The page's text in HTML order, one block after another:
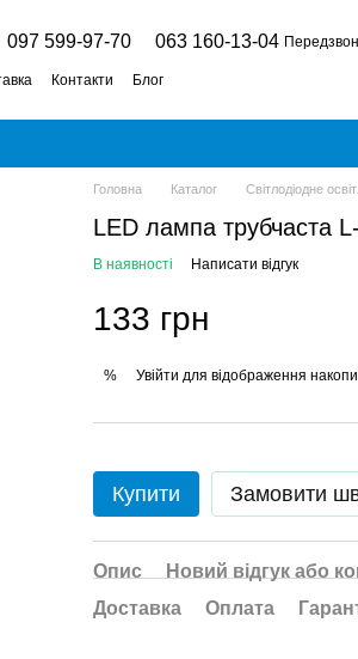
097 599-97-70 063 160-13-04
Контакти Блог
Головна Каталог Світлодіодне
LED лампа трубчаста
В наявності Написати відгук
133 грн
% Увійти для відображення
Купити Замовити
Опис Новий відгук або
Доставка
Оплата